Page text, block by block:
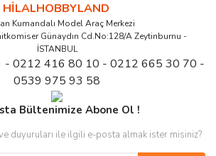
HİLALHOBBYLAND
Kumandalı Model Araç Merkezi
Günaydın Cd.No:128/A Zeytinburnu -
İSTANBUL
0212 416 80 10 - 0212 665 30 70 -
0539 975 93 58
Bültenimize Abone Ol !
duyuruları ile ilgili e-posta almak ister misiniz?